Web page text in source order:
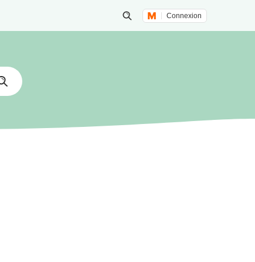
Lancer une recherche
Connexion